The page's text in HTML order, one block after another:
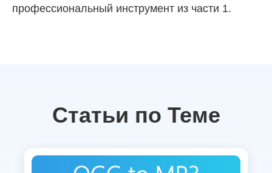
профессиональный инструмент из части 1.
Статьи по Теме